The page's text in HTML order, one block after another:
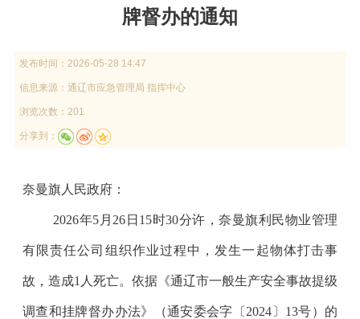
牌督办的通知
发布时间： 2026-05-28 14:47
信息来源： 通辽市应急管理局 指挥中心
浏览次数：201
分享到：
奈曼旗人民政府：
2026年5月26日15时30分许，奈曼旗利民物业管理
有限责任公司组织作业过程中，发生一起物体打击事
故，造成1人死亡。依据《通辽市一般生产安全事故提级
调查和挂牌督办办法》（通安委会字〔2024〕13号）的